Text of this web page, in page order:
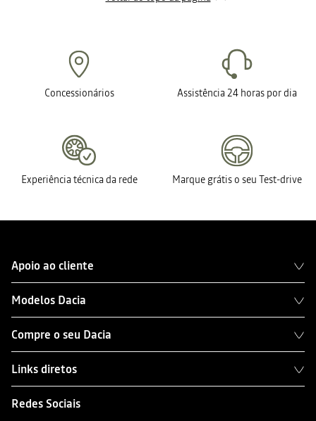
Concessionários Assistência 24 horas por dia
Experiência técnica da rede Marque grátis o seu Test-drive
Apoio ao cliente
Modelos Dacia
Compre o seu Dacia
Links diretos
Redes Sociais